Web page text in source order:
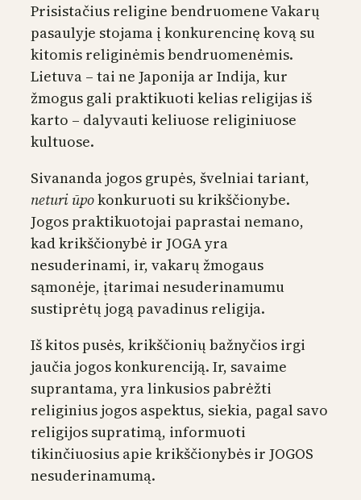
Prisistačius religine bendruomene Vakarų
pasaulyje stojama į konkurencinę kovą su
kitomis religinėmis bendruomenėmis.
Lietuva – tai ne Japonija ar Indija, kur
žmogus gali praktikuoti kelias religijas iš
karto – dalyvauti keliuose religiniuose
kultuose.
Sivananda jogos grupės, švelniai tariant,
neturi ūpokonkuruoti su krikščionybe.
Jogos praktikuotojai paprastai nemano,
kad krikščionybė ir JOGA yra
nesuderinami, ir, vakarų žmogaus
sąmonėje, įtarimai nesuderinamumu
sustiprėtų jogą pavadinus religija.
Iš kitos pusės, krikščionių bažnyčios irgi
jaučia jogos konkurenciją. Ir, savaime
suprantama, yra linkusios pabrėžti
religinius jogos aspektus, siekia, pagal savo
religijos supratimą, informuoti
tikinčiuosius apie krikščionybės ir JOGOS
nesuderinamumą.